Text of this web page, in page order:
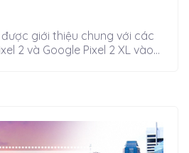
được giới thiệu chung với các
2 và Google Pixel 2 XL vào...